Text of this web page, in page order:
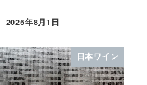
2025年8月1日
日本ワイン